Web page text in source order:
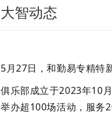
大智动态
5月27日，和勤易专精特
俱乐部成立于2023年10
举办超100场活动，服务